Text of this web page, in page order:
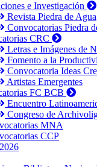
e Investigación
Revista Piedra de Agua
Convocatorias Piedra
CRC
Letras e Imágenes de
Fomento a la
Convocatoria Ideas
Artistas Emergentes
FC BCB
Encuentro
Congreso de
MNA
CCP